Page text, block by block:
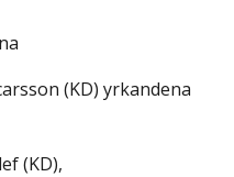
(KD) yrkandena
(KD),